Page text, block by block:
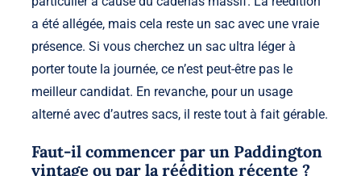
a été allégée, mais cela reste un sac avec une vraie
présence. Si vous cherchez un sac ultra léger à
porter toute la journée, ce n’est peut-être pas le
meilleur candidat. En revanche, pour un usage
alterné avec d’autres sacs, il reste tout à fait gérable.
Faut-il commencer par un Paddington
vintage ou par la réédition récente ?